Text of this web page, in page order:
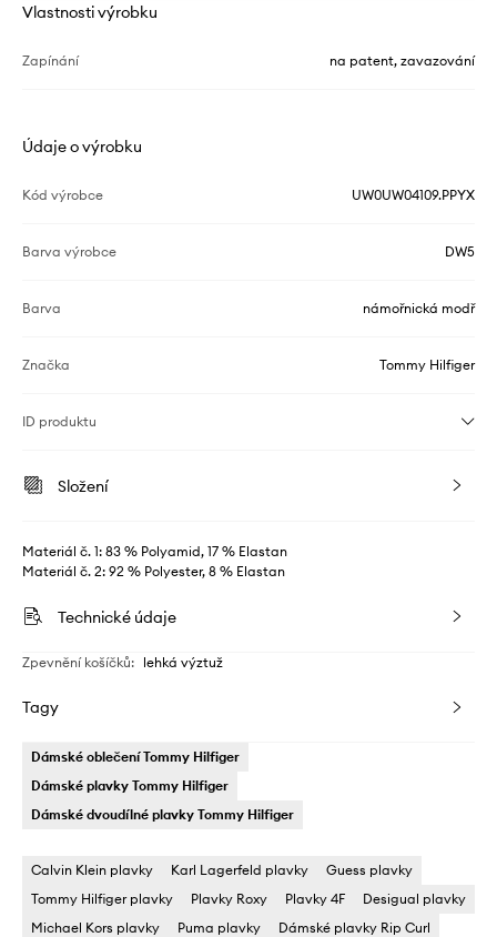
Vlastnosti výrobku
Zapínání na patent, zavazování
Údaje o výrobku
Kód výrobce UW0UW04109.PPYX
Barva výrobce DW5
Barva námořnická modř
Značka Tommy Hilfiger
ID produktu
Složení
Materiál č. 1: 83 % Polyamid, 17 % Elastan
Materiál č. 2: 92 % Polyester, 8 % Elastan
Technické údaje
Zpevnění košíčků: lehká výztuž
Tagy
Dámské oblečení Tommy Hilfiger
Dámské plavky Tommy Hilfiger
Dámské dvoudílné plavky Tommy Hilfiger
Calvin Klein plavky Karl Lagerfeld plavky
Guess plavky
Tommy Hilfiger plavky
Plavky Roxy Plavky 4F
Desigual plavky
Michael Kors plavky
Puma plavky Dámské plavky Rip Curl